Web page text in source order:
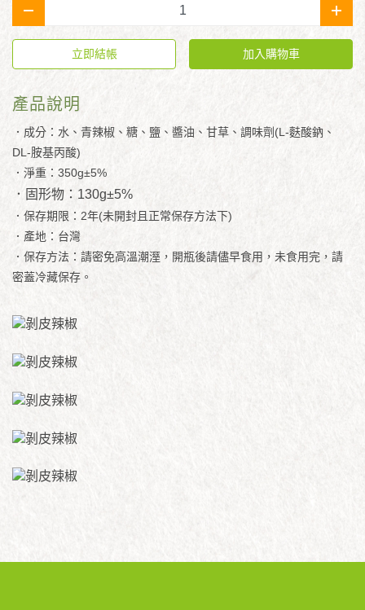
- +
立即結帳 加入購物車
產品說明
．成分：水、青辣椒、糖、鹽、醬油、甘草、調味劑(L-麩酸鈉、
DL-胺基丙酸)
．淨重：350g±5%
．固形物：130g±5%
．保存期限：2年(未開封且正常保存方法下)
．產地：台灣
．保存方法：請密免高溫潮溼，開瓶後請儘早食用，未食用完，請
密蓋冷藏保存。